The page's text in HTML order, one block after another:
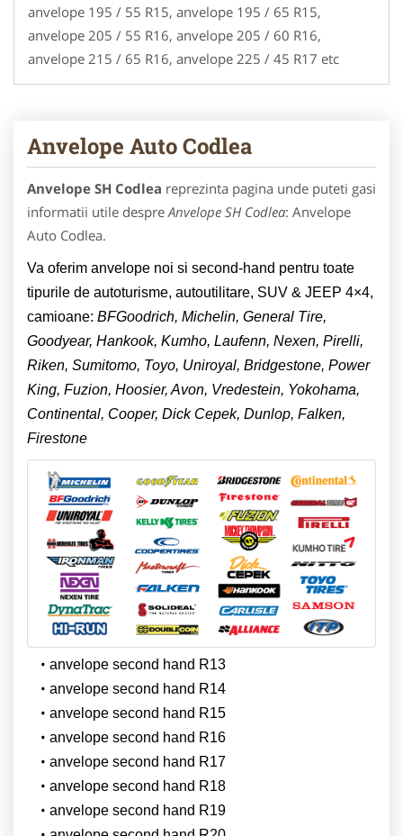
anvelope 195 / 55 R15, anvelope 195 / 65 R15,
anvelope 205 / 55 R16, anvelope 205 / 60 R16,
anvelope 215 / 65 R16, anvelope 225 / 45 R17 etc
Anvelope Auto Codlea
Anvelope SH Codlea reprezinta pagina unde puteti gasi
informatii utile despre Anvelope SH Codlea: Anvelope
Auto Codlea.
Va oferim anvelope noi si second-hand pentru toate
tipurile de autoturisme, autoutilitare, SUV & JEEP 4×4,
camioane: BFGoodrich, Michelin, General Tire,
Goodyear, Hankook, Kumho, Laufenn, Nexen, Pirelli,
Riken, Sumitomo, Toyo, Uniroyal, Bridgestone, Power
King, Fuzion, Hoosier, Avon, Vredestein, Yokohama,
Continental, Cooper, Dick Cepek, Dunlop, Falken,
Firestone
anvelope second hand R13
anvelope second hand R14
anvelope second hand R15
anvelope second hand R16
anvelope second hand R17
anvelope second hand R18
anvelope second hand R19